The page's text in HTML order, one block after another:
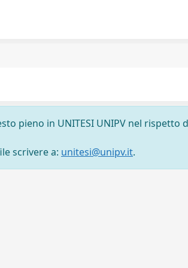
pieno in UNITESI UNIPV nel rispetto
scrivere a: unitesi@unipv.it.